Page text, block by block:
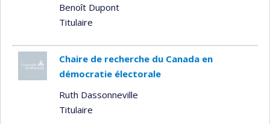
Benoît Dupont
Titulaire
Chaire de recherche du Canada en
démocratie électorale
Ruth Dassonneville
Titulaire